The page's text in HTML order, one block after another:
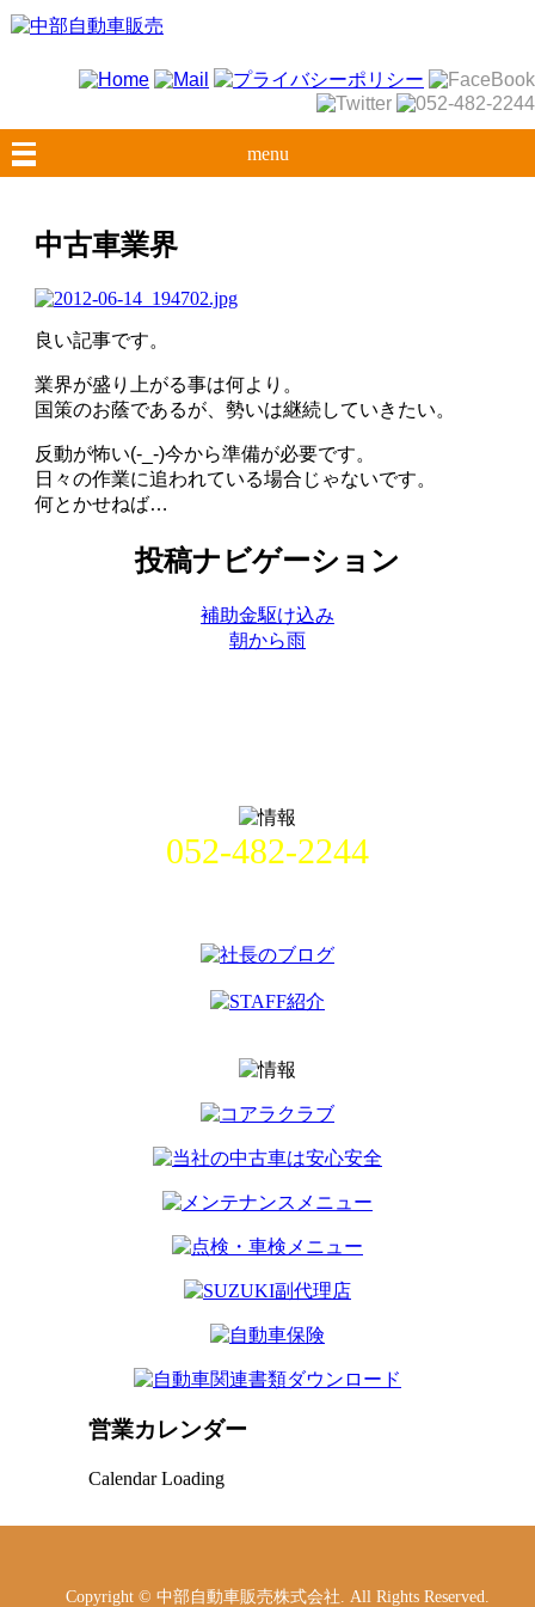
menu
中古車業界
良い記事です。
業界が盛り上がる事は何より。
国策のお蔭であるが、勢いは継続していきたい。
反動が怖い(-_-)今から準備が必要です。
日々の作業に追われている場合じゃないです。
何とかせねば…
投稿ナビゲーション
補助金駆け込み
朝から雨
052-482-2244
営業カレンダー
Calendar Loading
Copyright © 中部自動車販売株式会社. All Rights Reserved.